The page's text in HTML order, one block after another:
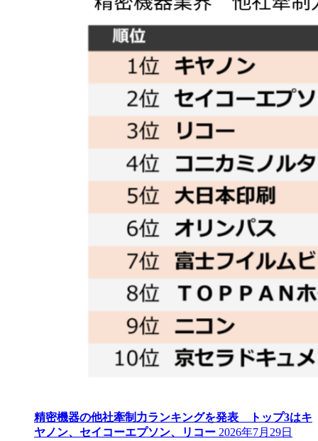
精密機器の他社牽制力ランキングを発表 トップ3はキ
ヤノン、セイコーエプソン、リコー 2026年7月29日